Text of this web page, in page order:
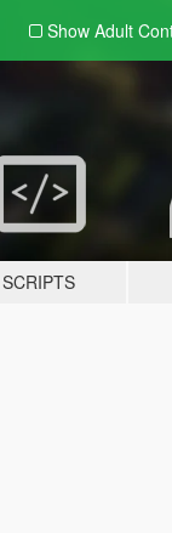
Show Adult
SCRIPTS